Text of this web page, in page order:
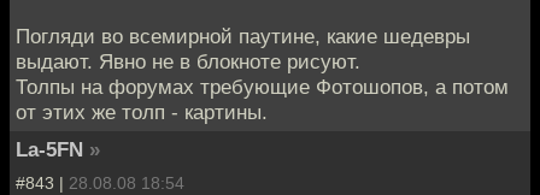
Погляди во всемирной паутине, какие шедевры
выдают. Явно не в блокноте рисуют.
Толпы на форумах требующие Фотошопов, а потом
от этих же толп - картины.
La-5FN »
#843 | 28.08.08 18:54